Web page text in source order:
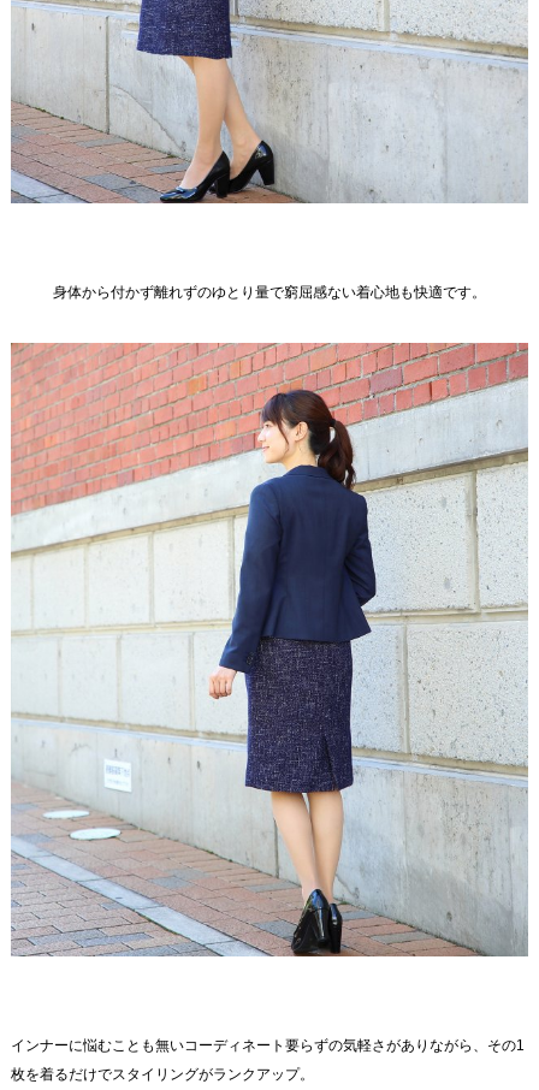
身体から付かず離れずのゆとり量で窮屈感ない着心地も快適です。
インナーに悩むことも無いコーディネート要らずの気軽さがありながら、その1
枚を着るだけでスタイリングがランクアップ。